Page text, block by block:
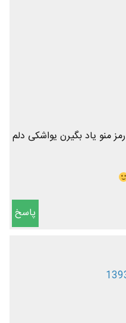
منو یاد بگیرن یواشکی دلم
پاسخ